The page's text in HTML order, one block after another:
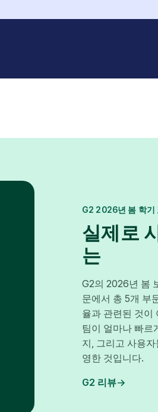
G2 2026년 봄 학기
실제로
는
G2의 2026년 봄
문에서 총 5개 부
율과 관련된 것이
팀이 얼마나 빠르
지, 그리고 사용
영한 것입니다.
G2 리뷰